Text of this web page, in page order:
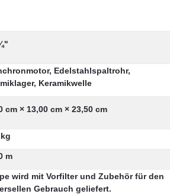
Edelstahlspaltrohr,
Keramikwelle
cm × 13,00 cm × 23,50 cm
m
wird mit Vorfilter und Zubehör für den
Gebrauch geliefert.